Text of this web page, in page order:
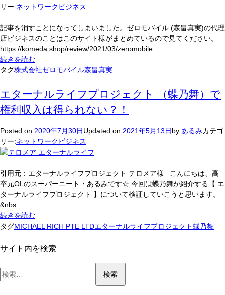
リー:ネットワークビジネス
記事を消すことになってしまいました。ゼロモバイル (森畠真実)の代理
店ビジネスのことはこのサイト様がまとめているので見てください。
https://komeda.shop/review/2021/03/zeromobile …
続きを読むゼ
ロ
バ
イ
ル
畠
真
実)
代
理
店
ジ
ネ
は
用
対
タグ株式会社ゼロモバイル森畠真実
エターナルライフプロジェクト （蝶乃舞）で
権利収入は得られない？！
Posted on 2020年7月30日Updated on 2021年5月13日by あるみカテゴ
リー:ネットワークビジネス
引用元：エターナルライフプロジェクト テロメア様 こんにちは、高
卒元OLのスーパーニート・あるみです☆ 今回は蝶乃舞が紹介する【 エ
ターナルライフプロジェクト 】について検証していこうと思います。
&nbs …
続きを読むエ
タ
ナ
ラ
タグMICHAEL RICH PTE LTDエターナルライフプロジェクト蝶乃舞
サイト内を検索
検
索: